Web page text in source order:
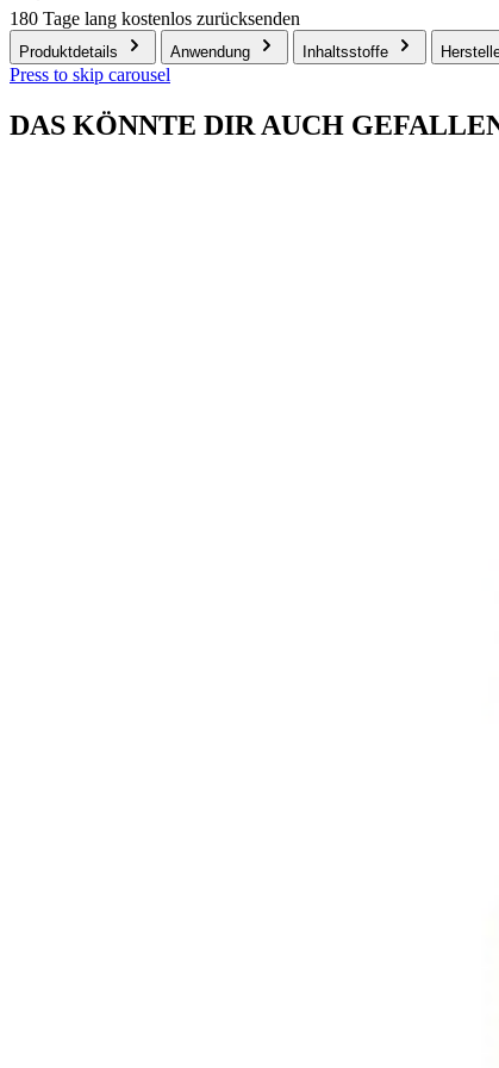
180 Tage lang kostenlos zurücksenden
Produktdetails Anwendung Inhaltsstoffe
Press to skip carousel
DAS KÖNNTE DIR AUCH